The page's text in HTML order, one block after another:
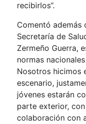
recibirlos”.
Comentó además
Secretaría de
Zermeño Guerra,
normas
Nosotros hicimos
escenario,
jóvenes estarán
parte exterior,
colaboración con